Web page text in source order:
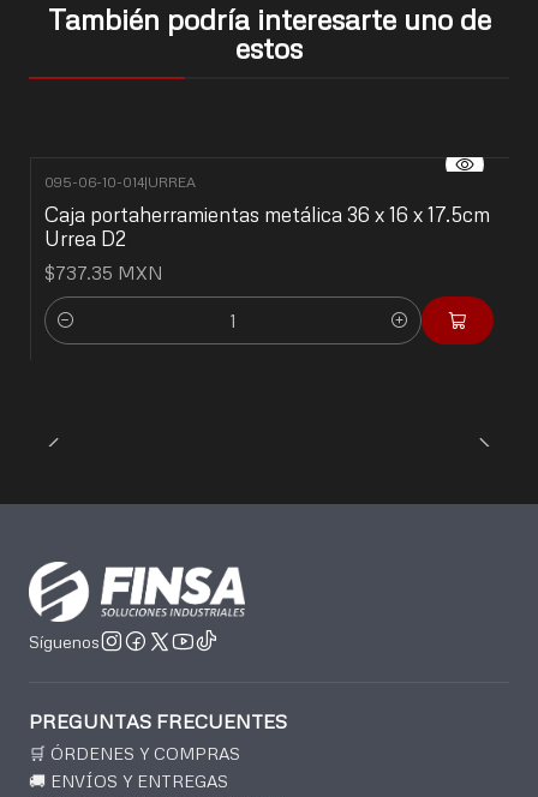
También podría interesarte uno de
estos
095-06-10-014|URREA
Caja portaherramientas metálica 36 x 16 x 17.5cm
Urrea D2
$737.35 MXN
Cantidad
Síguenos
PREGUNTAS FRECUENTES
🛒 ÓRDENES Y COMPRAS
🚚 ENVÍOS Y ENTREGAS